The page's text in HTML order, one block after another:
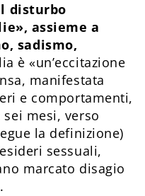
disturbo
assieme a
sadismo,
è «un’eccitazione
manifestata
e comportamenti,
mesi, verso
la definizione)
sessuali,
marcato disagio